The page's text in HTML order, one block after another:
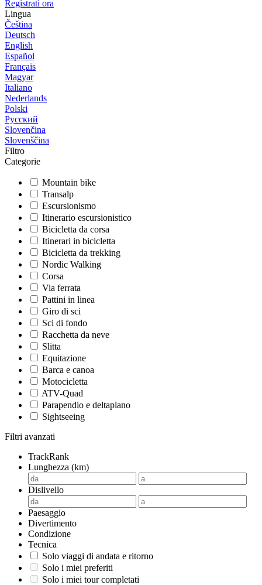
Registrati ora
Lingua
Čeština
Deutsch
English
Español
Français
Magyar
Italiano
Nederlands
Polski
Русский
Slovenčina
Slovenščina
Filtro
Categorie
Mountain bike
Transalp
Escursionismo
Itinerario escursionistico
Bicicletta da corsa
Itinerari in bicicletta
Bicicletta da trekking
Nordic Walking
Corsa
Via ferrata
Pattini in linea
Giro di sci
Sci di fondo
Racchetta da neve
Slitta
Equitazione
Barca e canoa
Motocicletta
ATV-Quad
Parapendio e deltaplano
Sightseeing
Filtri avanzati
TrackRank
Lunghezza (km)
Dislivello
Paesaggio
Divertimento
Condizione
Tecnica
Solo viaggi di andata e ritorno
Solo i miei preferiti
Solo i miei tour completati